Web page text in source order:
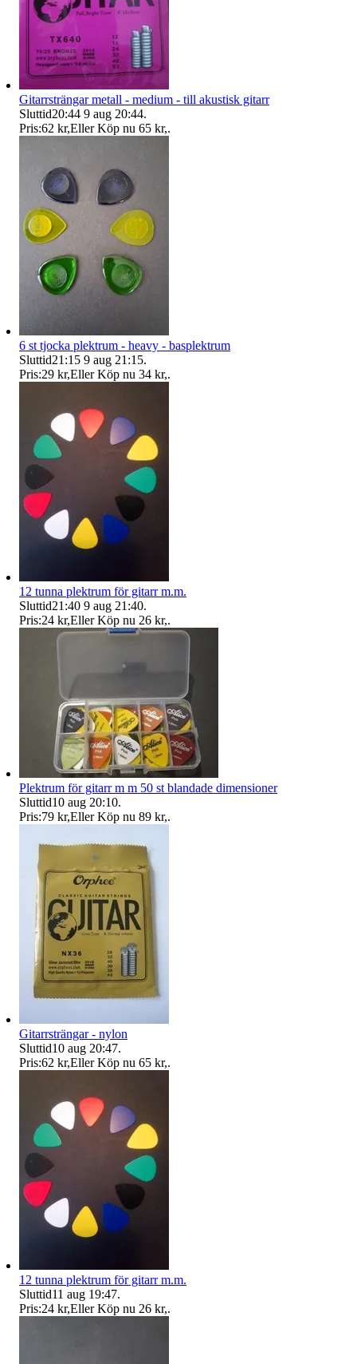
Gitarrsträngar metall - medium - till akustisk gitarr
Sluttid20:44 9 aug 20:44.
Pris:62 kr,Eller Köp nu 65 kr,.
6 st tjocka plektrum - heavy - basplektrum
Sluttid21:15 9 aug 21:15.
Pris:29 kr,Eller Köp nu 34 kr,.
12 tunna plektrum för gitarr m.m.
Sluttid21:40 9 aug 21:40.
Pris:24 kr,Eller Köp nu 26 kr,.
Plektrum för gitarr m m 50 st blandade dimensioner
Sluttid10 aug 20:10.
Pris:79 kr,Eller Köp nu 89 kr,.
Gitarrsträngar - nylon
Sluttid10 aug 20:47.
Pris:62 kr,Eller Köp nu 65 kr,.
12 tunna plektrum för gitarr m.m.
Sluttid11 aug 19:47.
Pris:24 kr,Eller Köp nu 26 kr,.